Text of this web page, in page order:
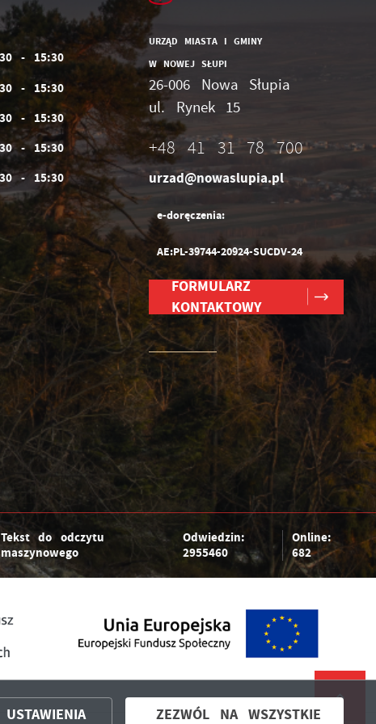
- 15:30
- 15:30
- 15:30
- 15:30
- 15:30
URZĄD MIASTA I GMINY
W NOWEJ SŁUPI
26-006 Nowa Słupia
ul. Rynek 15
+48 41 31 78 700
urzad@nowaslupia.pl
e-doręczenia:
AE:PL-39744-20924-SUCDV-24
FORMULARZ
KONTAKTOWY
Tekst do odczytu
maszynowego
Odwiedzin:
2955460
Online:
682
Powered by 2ClickPortal®- Portale nowej generacji
USTAWIENIA ZEZWÓL NA WSZYSTKIE